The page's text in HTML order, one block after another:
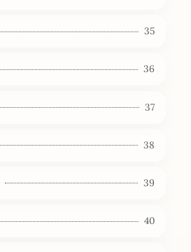
35
36
37
38
39
40